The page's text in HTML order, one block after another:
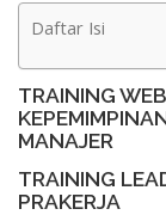
Daftar Isi
TRAINING
MANAJER
TRAINING
PRAKERJA